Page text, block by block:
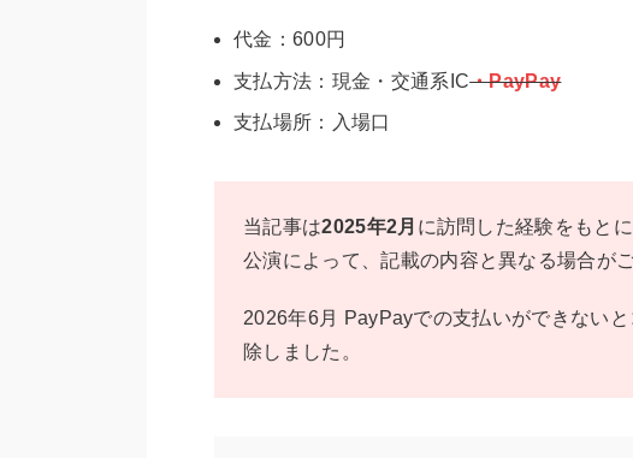
代金：600円
支払方法：現金・交通系IC・PayPay
支払場所：入場口
当記事は2025年2月 に訪問した経験をもと
公演によって、記載の内容と異なる場合が
2026年6月 PayPayでの支払いができない
除しました。